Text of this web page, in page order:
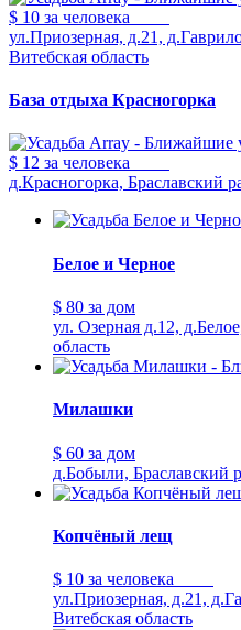
$ 10 за человека
ул.Приозерная, д.21,
Витебская область
База отдыха Красногорка
$ 12 за человека
д.Красногорка, Браславский
Белое и Черное
$ 80 за дом
ул. Озерная д.12,
область
Милашки
$ 60 за дом
д.Бобыли, Браславский
Копчёный лещ
$ 10 за человека
ул.Приозерная, д.21,
Витебская область